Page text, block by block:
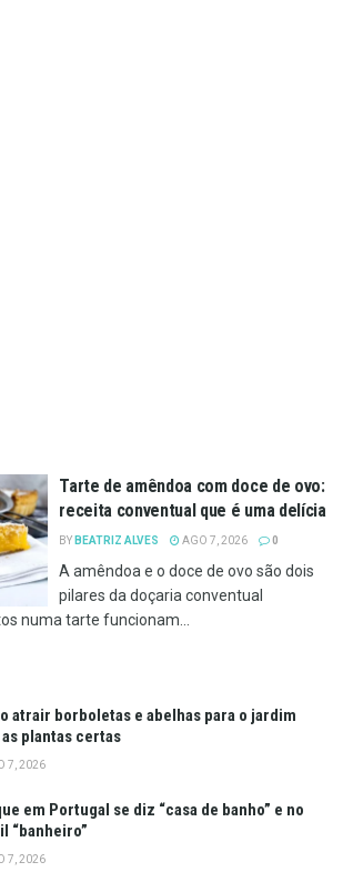
Tarte de amêndoa com doce de ovo:
receita conventual que é uma delícia
BY BEATRIZ ALVES AGO 7, 2026 0
A amêndoa e o doce de ovo são dois
pilares da doçaria conventual
numa tarte funcionam...
atrair borboletas e abelhas para o jardim
plantas certas
7, 2026
em Portugal se diz “casa de banho” e no
“banheiro”
7, 2026